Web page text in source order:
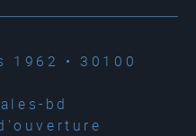
1962 • 30100
bd